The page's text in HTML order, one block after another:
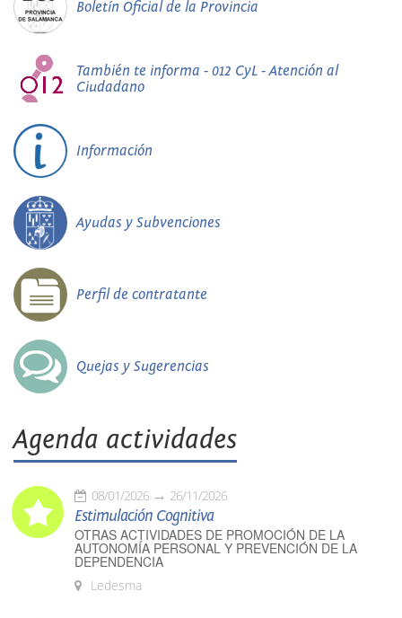
Boletín Oficial de la Provincia
También te informa - 012 CyL - Atención al
Ciudadano
Información
Ayudas y Subvenciones
Perfil de contratante
Quejas y Sugerencias
Agenda actividades
08/01/2026 26/11/2026
Estimulación Cognitiva
OTRAS ACTIVIDADES DE PROMOCIÓN DE LA
AUTONOMÍA PERSONAL Y PREVENCIÓN DE LA
DEPENDENCIA
Ledesma